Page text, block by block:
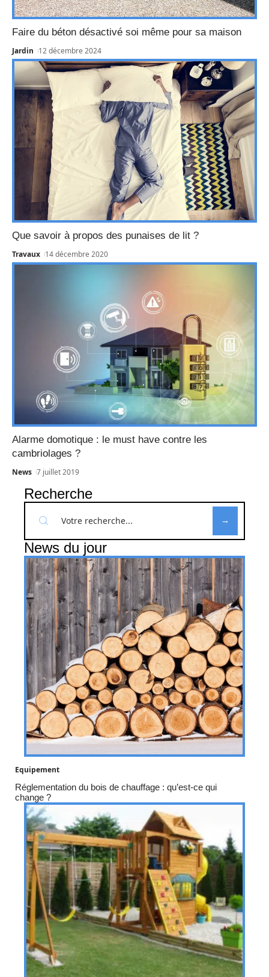
Faire du béton désactivé soi même pour sa maison
Jardin 12 décembre 2024
Que savoir à propos des punaises de lit ?
Travaux 14 décembre 2020
Alarme domotique : le must have contre les
cambriolages ?
News 7 juillet 2019
Recherche
News du jour
Equipement
Réglementation du bois de chauffage : qu’est-ce qui
change ?